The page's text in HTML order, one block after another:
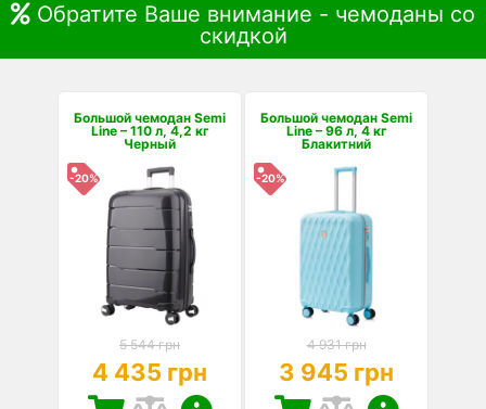
Обратите Ваше внимание - чемоданы со
скидкой
Большой чемодан Semi
Line – 110 л, 4,2 кг
Черный
-20%
5 544 грн
4 435 грн
Большой чемодан Semi
Line – 96 л, 4 кг
Блакитний
-20%
4 931 грн
3 945 грн